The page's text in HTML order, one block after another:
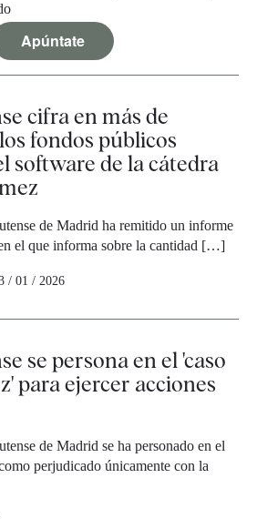
Apúntate
cifra en más de
fondos públicos
software de la cátedra
de Madrid ha remitido un informe
el que informa sobre la cantidad […]
/ 01 / 2026
se persona en el 'caso
para ejercer acciones
de Madrid se ha personado en el
perjudicado únicamente con la